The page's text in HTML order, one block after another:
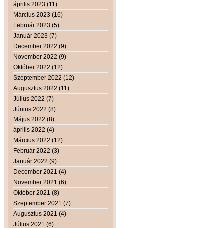
április 2023 (11)
Március 2023 (16)
Február 2023 (5)
Január 2023 (7)
December 2022 (9)
November 2022 (9)
Október 2022 (12)
Szeptember 2022 (12)
Augusztus 2022 (11)
Július 2022 (7)
Június 2022 (8)
Május 2022 (8)
április 2022 (4)
Március 2022 (12)
Február 2022 (3)
Január 2022 (9)
December 2021 (4)
November 2021 (6)
Október 2021 (8)
Szeptember 2021 (7)
Augusztus 2021 (4)
Július 2021 (6)